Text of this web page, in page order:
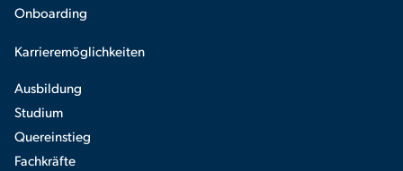
Onboarding
Karrieremöglichkeiten
Ausbildung
Studium
Quereinstieg
Fachkräfte